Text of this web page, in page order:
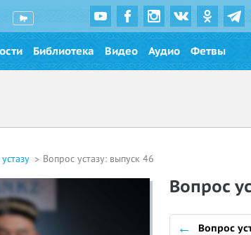
Библиотека Видео Аудио Фетвы
Вопрос устазу: выпуск 46
Вопрос
Вопрос